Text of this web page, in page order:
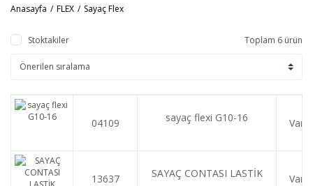
Anasayfa FLEX Sayaç Flex
Stoktakiler Toplam 6 ürün
04109 sayaç flexi G10-16 Var
13637 SAYAÇ CONTASI LASTİK Var